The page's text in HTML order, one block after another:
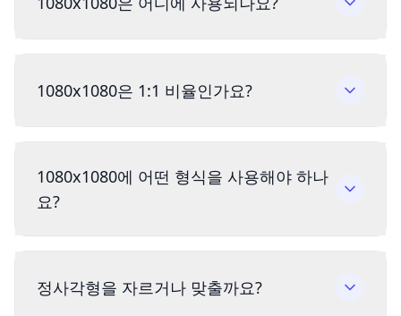
1080x1080은 1:1 비율인가요?
1080x1080에 어떤 형식을 사용해야 하나
요?
정사각형을 자르거나 맞출까요?